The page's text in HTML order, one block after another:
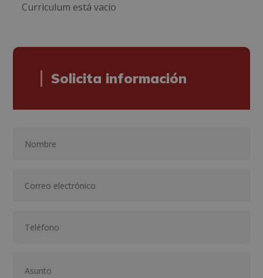
Curriculum está vacío
Solicita información